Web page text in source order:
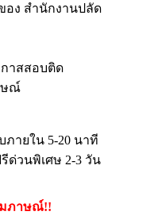
อง สำนักงานปลัด
าสสอบติด
ษณ์
ภายใน 5-20 นาที
ด่วนพิเศษ 2-3 วัน
มภาษณ์!!